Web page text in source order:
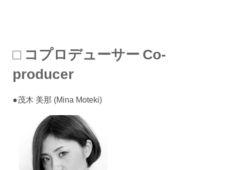
□ コプロデューサー Co-
producer
●茂木 美那 (Mina Moteki)